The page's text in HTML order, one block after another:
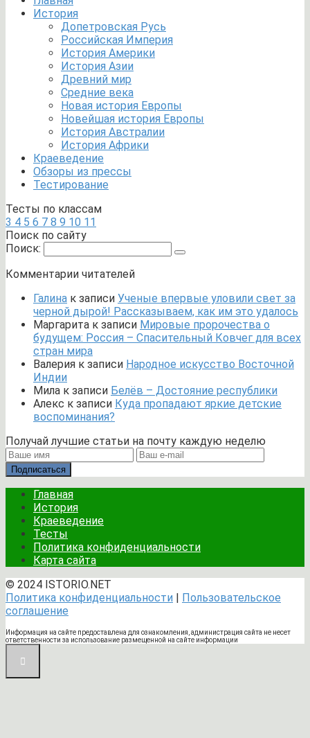
История
Допетровская Русь
Российская Империя
История Америки
История Азии
Древний мир
Средние века
Новая история Европы
Новейшая история Европы
История Австралии
История Африки
Краеведение
Обзоры из прессы
Тестирование
Тесты по классам
3 4 5 6 7 8 9 10 11
Поиск по сайту
Поиск:
Комментарии читателей
Галина к записи Ученые впервые уловили свет за
черной дырой! Рассказываем, как им это удалось
Маргарита к записи Мировые пророчества о
будущем: Россия – Спасительный Ковчег для всех
стран мира
Валерия к записи Народное искусство Восточной
Индии
Мила к записи Белёв – Достояние республики
Алекс к записи Куда пропадают яркие детские
воспоминания?
Получай лучшие статьи на почту каждую неделю
Подписаться
Главная
История
Краеведение
Тесты
Политика конфиденциальности
Карта сайта
© 2024 ISTORIO.NET
Политика конфиденциальности
Пользовательское
соглашение
Информация на сайте предоставлена для ознакомления, администрация сайта не несет
ответственности за использование размещенной на сайте информации